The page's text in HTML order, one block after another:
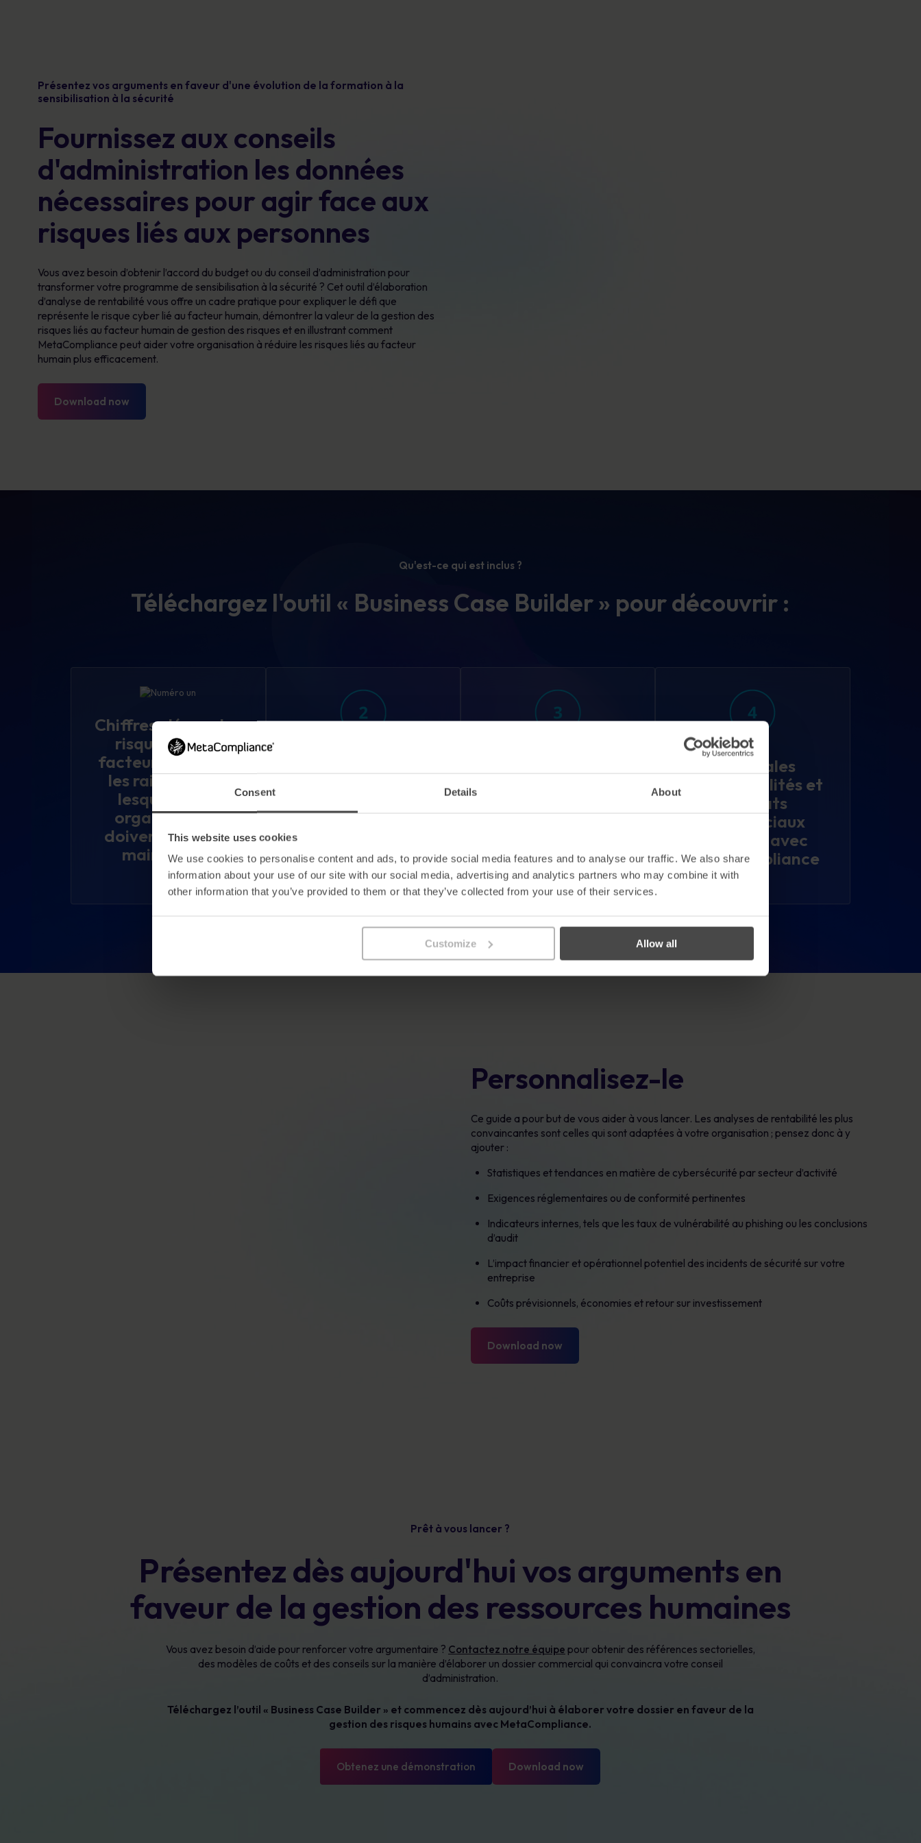
Consent Details About
This website uses cookies
We use cookies to personalise content and ads, to provide social media features and to analyse our traffic. We also share
information about your use of our site with our social media, advertising and analytics partners who may combine it with
other information that you’ve provided to them or that they’ve collected from your use of their services.
Customize Allow all
Présentez vos arguments en faveur d'une évolution de la formation à la
sensibilisation à la sécurité
Fournissez aux conseils
d'administration les données
nécessaires pour agir face aux
risques liés aux personnes
Vous avez besoin d’obtenir l’accord du budget ou du conseil d’administration pour
transformer votre programme de sensibilisation à la sécurité ? Cet outil d’élaboration
d’analyse de rentabilité vous offre un cadre pratique pour expliquer le défi que
représente le risque cyber lié au facteur humain, démontrer la valeur de la gestion des
risques liés au facteur humain de gestion des risques et en illustrant comment
MetaCompliance peut aider votre organisation à réduire les risques liés au facteur
humainplus efficacement.
Download now
Qu'est-ce qui est inclus ?
Téléchargez l'outil « Business Case Builder » pour découvrir :
Chiffres clés sur les
risques liés au
facteur humain et
les raisons pour
lesquelles les
organisations
doivent agir dès
maintenant
sensibilisation à la
contexte actuel des
menaces
liés au personnel et
pratique pour sa
mise en œuvre
Principales
fonctionnalités et
résultats
commerciaux
attendus avec
MetaCompliance
Personnalisez-le
Ce guide a pour but de vous aider à vous lancer. Les analyses de rentabilité les plus
convaincantes sont celles qui sont adaptées à votre organisation ; pensez donc à y
ajouter :
Statistiques et tendances en matière de cybersécurité par secteur d’activité
Exigences réglementaires ou de conformité pertinentes
Indicateurs internes, tels que les taux de vulnérabilité au phishing ou les conclusions
d’audit
L’impact financier et opérationnel potentiel des incidents de sécurité sur votre
entreprise
Coûts prévisionnels, économies et retour sur investissement
Download now
Prêt à vous lancer ?
Présentez dès aujourd'hui vos arguments en
faveur de la gestion des ressources humaines
Vous avez besoin d’aide pour renforcer votre argumentaire ? Contactez notre équipe pour obtenir des références sectorielles,
des modèles de coûts et des conseils sur la manière d’élaborer un dossier commercial qui convaincra votre conseil
d’administration.
Téléchargez l’outil « Business Case Builder » et commencez dès aujourd’hui à élaborer votre dossier en faveur de la
gestion des risques humains avec MetaCompliance.
Obtenez une démonstration Download now